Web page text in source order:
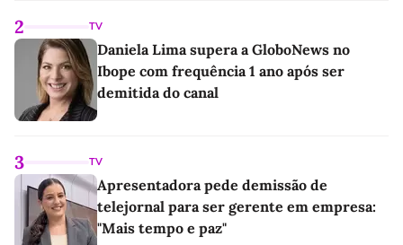
2 TV
Daniela Lima supera a GloboNews no
Ibope com frequência 1 ano após ser
demitida do canal
3 TV
Apresentadora pede demissão de
telejornal para ser gerente em empresa:
"Mais tempo e paz"